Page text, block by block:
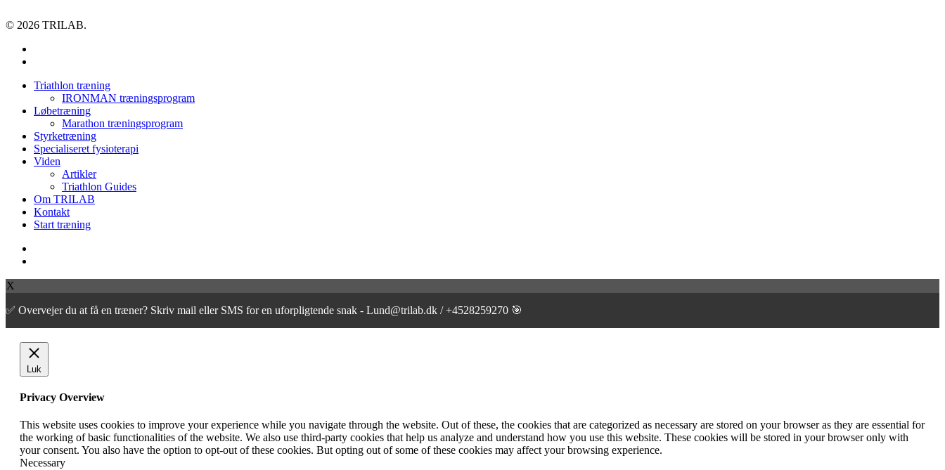
© 2026 TRILAB.
Close
Triathlon træning
IRONMAN træningsprogram
Løbetræning
Marathon træningsprogram
Styrketræning
Specialiseret fysioterapi
Viden
Artikler
Triathlon Guides
Om TRILAB
Kontakt
Start træning
X
✅ Overvejer du at få en træner? Skriv mail eller SMS for en uforpligtende snak - Lund@trilab.dk / +4528259270 🎯
Luk
Privacy Overview
This website uses cookies to improve your experience while you navigate through the website. Out of these, the cookies that are categorized as necessary are stored on your browser as they are essential for
the working of basic functionalities of the website. We also use third-party cookies that help us analyze and understand how you use this website. These cookies will be stored in your browser only with
your consent. You also have the option to opt-out of these cookies. But opting out of some of these cookies may affect your browsing experience.
Necessary